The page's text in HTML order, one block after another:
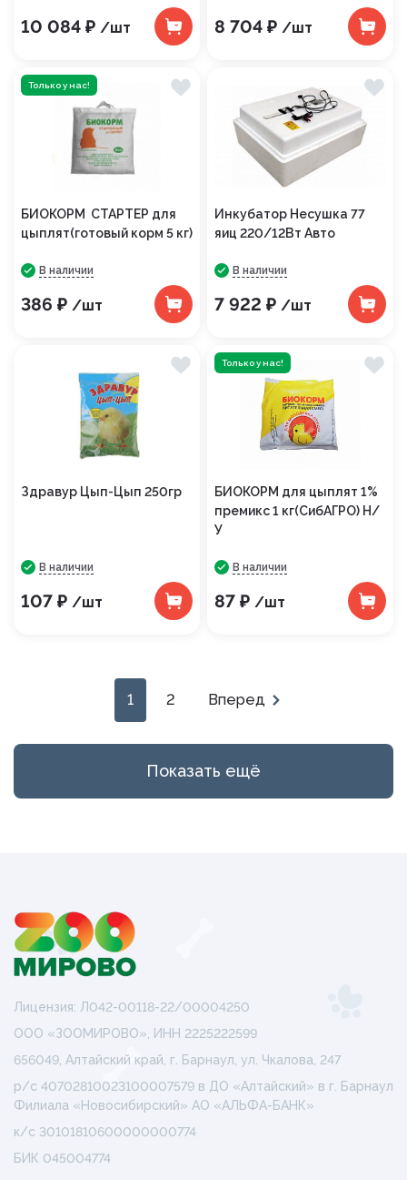
10 084 ₽ /шт 8 704 ₽ /шт
БИОКОРМ СТАРТЕР для
цыплят(готовый корм 5 кг)
В наличии
386 ₽ /шт
Только у нас!
Инкубатор Несушка 77
яиц 220/12Вт Авто
В наличии
7 922 ₽ /шт
Здравур Цып-Цып 250гр
В наличии
107 ₽ /шт
БИОКОРМ для цыплят 1%
премикс 1 кг(СибАГРО) Н/
У
В наличии
87 ₽ /шт
Только у нас!
1 2 Вперед
Показать ещё
Лицензия: Л042-00118-22/00004250
ООО «ЗООМИРОВО», ИНН 2225222599
656049, Алтайский край, г. Барнаул, ул. Чкалова, 247
р/с 40702810023100007579 в ДО «Алтайский» в г. Барнаул
Филиала «Новосибирский» АО «АЛЬФА-БАНК»
к/с 30101810600000000774
БИК 045004774